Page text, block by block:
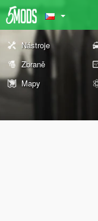
Nástroje
Zbraně
Mapy